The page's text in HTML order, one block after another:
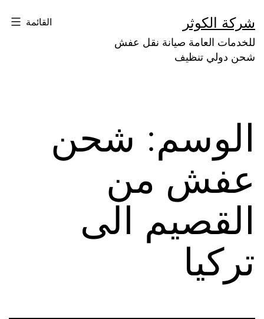
إلى
المحتوى
شركة الكوثر
للخدمات العامة صيانة نقل عفش
شحن دولي تنظيف
القائمة
الوسم: شحن
عفش من
القصيم الى
تركيا